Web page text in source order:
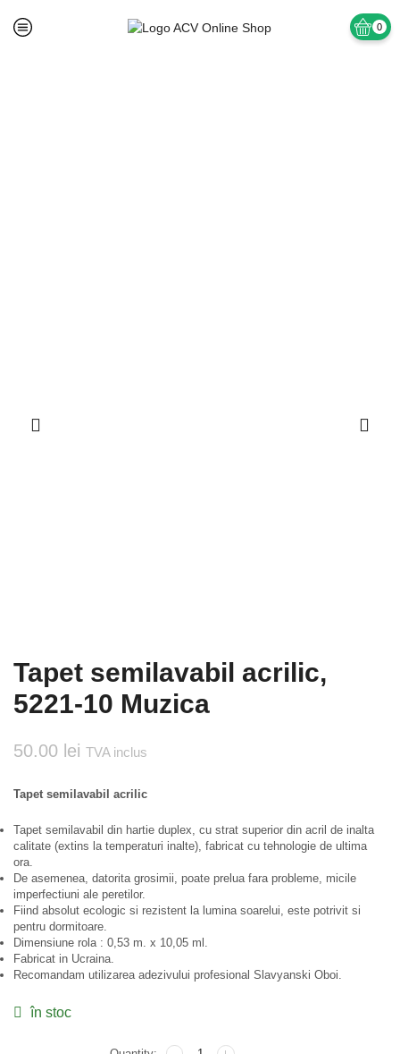
0
Tapet semilavabil acrilic,
5221-10 Muzica
50.00 lei TVA inclus
Tapet semilavabil acrilic
Tapet semilavabil din hartie duplex, cu strat superior din acril de inalta
calitate (extins la temperaturi inalte), fabricat cu tehnologie de ultima
ora.
De asemenea, datorita grosimii, poate prelua fara probleme, micile
imperfectiuni ale peretilor.
Fiind absolut ecologic si rezistent la lumina soarelui, este potrivit si
pentru dormitoare.
Dimensiune rola : 0,53 m. x 10,05 ml.
Fabricat in Ucraina.
Recomandam utilizarea adezivului profesional Slavyanski Oboi.
în stoc